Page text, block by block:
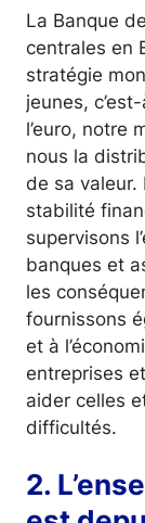
La Banque
centrales en
stratégie
jeunes,
l’euro, notre
nous la
de sa valeur.
stabilité
supervisons
banques et
les
fournissons
et à
entreprises
aider celles
difficultés.
2.